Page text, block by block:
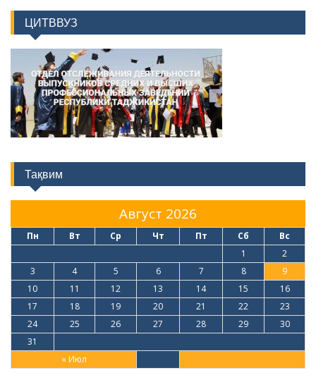
ЦИТВВУЗ
Тақвим
Август 2026
Пн Вт Ср Чт Пт Сб Вс
« Июл
1
2
3
4 5 6 7 8
9
10
11 12 13 14 15
16
17
18 19 20 21 22
23
24
25 26 27 28 29
30
31